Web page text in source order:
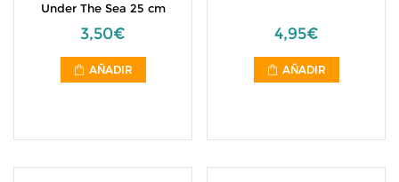
Under The Sea 25 cm
3,50€
AÑADIR
4,95€
AÑADIR